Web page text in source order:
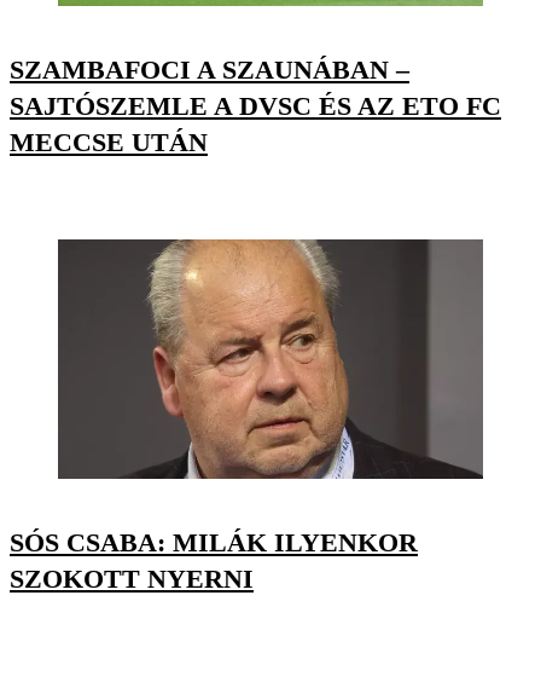
SZAMBAFOCI A SZAUNÁBAN –
SAJTÓSZEMLE A DVSC ÉS AZ ETO FC
MECCSE UTÁN
SÓS CSABA: MILÁK ILYENKOR
SZOKOTT NYERNI